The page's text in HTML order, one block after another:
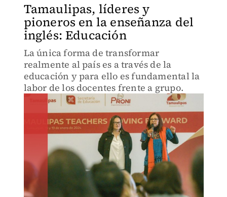
Tamaulipas, líderes y
pioneros en la enseñanza del
inglés: Educación
La única forma de transformar
realmente al país es a través de la
educación y para ello es fundamental la
labor de los docentes frente a grupo.